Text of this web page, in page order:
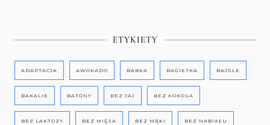
ETYKIETY
ADAPTACJA AWOKADO BABKA BAGIETKA BAJGLE
BAKALIE BATONY BEZ JAJ BEZ KOKOSA
BEZ LAKTOZY BEZ MIĘSA BEZ MĄKI BEZ NABIAŁU